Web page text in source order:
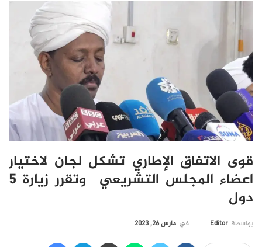
قوى الاتفاق الإطاري تشكل لجان لاختيار
اعضاء المجلس التشريعي وتقرر زيارة 5
دول
بواسطة Editor في مارس 26, 2023